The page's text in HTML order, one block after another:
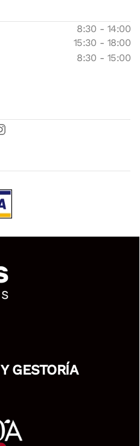
8:30 - 14:00
15:30 - 18:00
8:30 - 15:00
GESTORÍA